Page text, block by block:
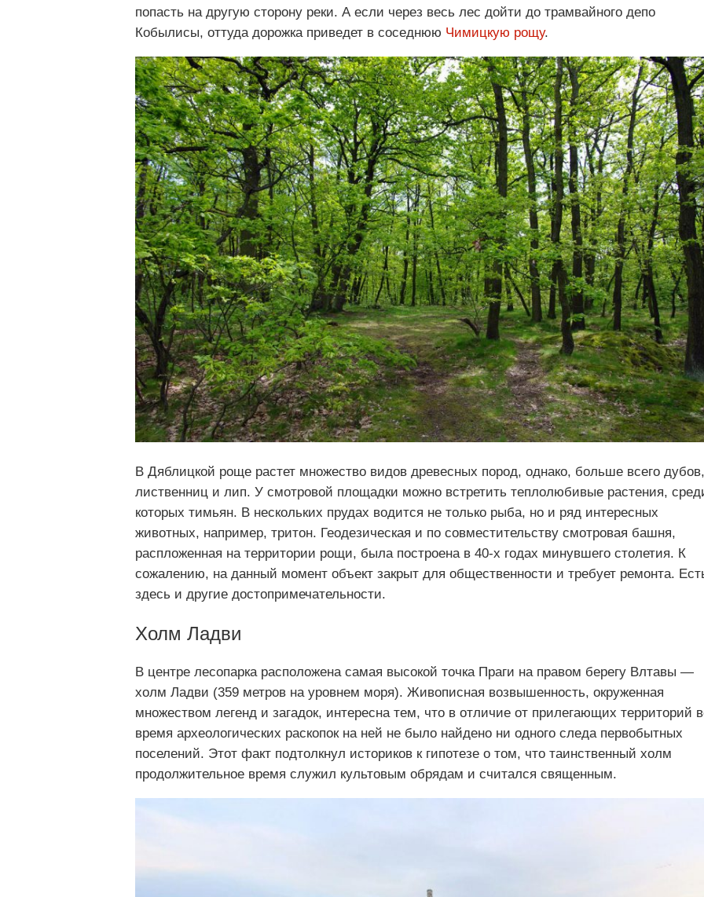
попасть на другую сторону реки. А если через весь лес дойти до трамвайного депо
Кобылисы, оттуда дорожка приведет в соседнюю Чимицкую рощу.
В Дяблицкой роще растет множество видов древесных пород, однако, больше всего дубов,
лиственниц и лип. У смотровой площадки можно встретить теплолюбивые растения,
которых тимьян. В нескольких прудах водится не только рыба, но и ряд интересных
животных, например, тритон. Геодезическая и по совместительству смотровая башня,
распложенная на территории рощи, была построена в 40-х годах минувшего столетия. К
сожалению, на данный момент объект закрыт для общественности и требует ремонта.
здесь и другие достопримечательности.
Холм Ладви
В центре лесопарка расположена самая высокой точка Праги на правом берегу Влтавы —
холм Ладви (359 метров на уровнем моря). Живописная возвышенность, окруженная
множеством легенд и загадок, интересна тем, что в отличие от прилегающих территорий
время археологических раскопок на ней не было найдено ни одного следа первобытных
поселений. Этот факт подтолкнул историков к гипотезе о том, что таинственный холм
продолжительное время служил культовым обрядам и считался священным.